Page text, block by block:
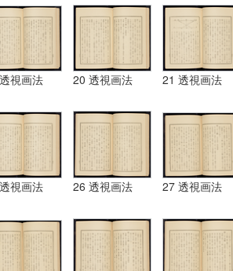
視画法 20 透視画法 21 透視画法
視画法 26 透視画法 27 透視画法